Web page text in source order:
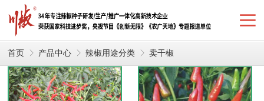
首页 产品中心 辣椒用途分类 卖干椒